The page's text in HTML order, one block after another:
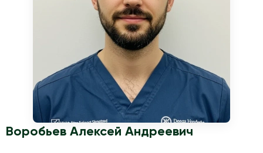
Воробьев Алексей Андреевич